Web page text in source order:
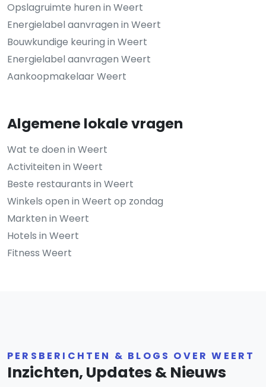
Opslagruimte huren in Weert
Energielabel aanvragen in Weert
Bouwkundige keuring in Weert
Energielabel aanvragen Weert
Aankoopmakelaar Weert
Algemene lokale vragen
Wat te doen in Weert
Activiteiten in Weert
Beste restaurants in Weert
Winkels open in Weert op zondag
Markten in Weert
Hotels in Weert
Fitness Weert
PERSBERICHTEN & BLOGS OVER WEERT
Inzichten, Updates & Nieuws